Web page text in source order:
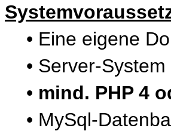
• Eine eigene
• Server-System
• mind. PHP 4
• MySql-